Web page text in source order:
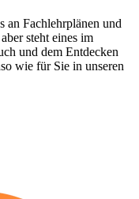
an Fachlehrplänen und
steht eines im
und dem Entdecken
wie für Sie in unseren